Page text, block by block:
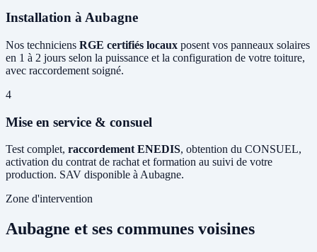
Installation à Aubagne
Nos techniciens RGE certifiés locaux posent vos panneaux solaires
en 1 à 2 jours selon la puissance et la configuration de votre toiture,
avec raccordement soigné.
4
Mise en service & consuel
Test complet, raccordement ENEDIS, obtention du CONSUEL,
activation du contrat de rachat et formation au suivi de votre
production. SAV disponible à Aubagne.
Zone d'intervention
Aubagne et ses communes voisines